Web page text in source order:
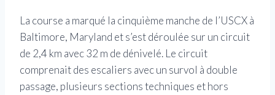
La course a marqué la cinquième manche de l’USCX à
Baltimore, Maryland et s’est déroulée sur un circuit
de 2,4 km avec 32 m de dénivelé. Le circuit
comprenait des escaliers avec un survol à double
passage, plusieurs sections techniques et hors